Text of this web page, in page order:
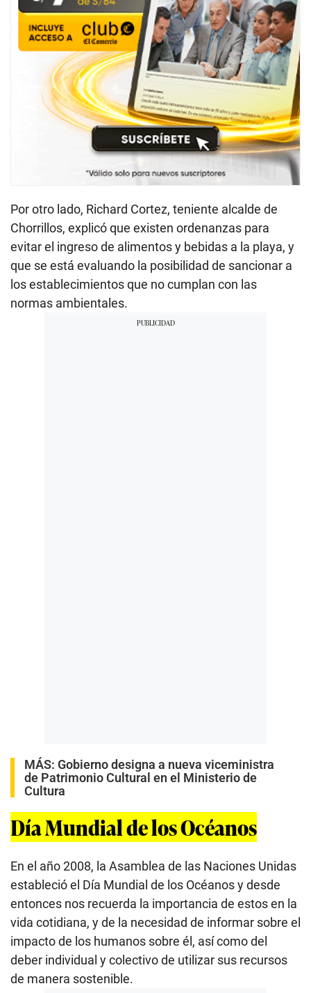
Por otro lado, Richard Cortez, teniente alcalde de
Chorrillos, explicó que existen ordenanzas para
evitar el ingreso de alimentos y bebidas a la playa, y
que se está evaluando la posibilidad de sancionar a
los establecimientos que no cumplan con las
normas ambientales.
MÁS: Gobierno designa a nueva viceministra
de Patrimonio Cultural en el Ministerio de
Cultura
Día Mundial de los Océanos
En el año 2008, la Asamblea de las Naciones Unidas
estableció el Día Mundial de los Océanos y desde
entonces nos recuerda la importancia de estos en la
vida cotidiana, y de la necesidad de informar sobre el
impacto de los humanos sobre él, así como del
deber individual y colectivo de utilizar sus recursos
de manera sostenible.